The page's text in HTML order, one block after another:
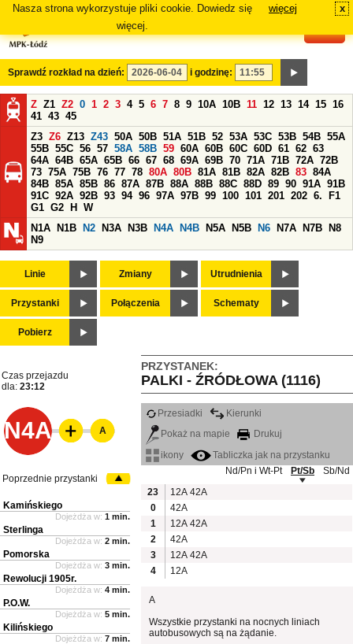
Nasza strona wykorzystuje pliki cookie. Dowiedz się
więcej.
więcej x
Sprawdź rozkład na dzień: i godzinę:
Z Z1 Z2 0 1 2 3 4 5 6 7 8 9 10A 10B 11 12 13 14 15 16
41 43 45
Z3 Z6 Z13 Z43 50A 50B 51A 51B 52 53A 53C 53B 54B 55A
55B 55C 56 57 58A 58B 59 60A 60B 60C 60D 61 62 63
64A 64B 65A 65B 66 67 68 69A 69B 70 71A 71B 72A 72B
73 75A 75B 76 77 78 80A 80B 81A 81B 82A 82B 83 84A
84B 85A 85B 86 87A 87B 88A 88B 88C 88D 89 90 91A 91B
91C 92A 92B 93 94 96 97A 97B 99 100 101 201 202 6.
F1
G1 G2 H
W
N1A
N1B N2 N3A N3B N4A N4B N5A N5B N6 N7A N7B
N8
N9
Linie Zmiany Utrudnienia
Przystanki Połączenia Schematy
Pobierz
PRZYSTANEK:
PALKI - ŹRÓDŁOWA (1116)
Czas przejazdu
dla: 23:12
N4A
Przesiadki
Kierunki
Pokaż na mapie
Drukuj
ikony
Tabliczka jak na przystanku
Nd/Pn i Wt-Pt
Pt/Sb
Sb/Nd
23
12A 42A
0
42A
1
12A 42A
2
42A
3
12A 42A
4
12A
A
Wszystkie przystanki na nocnych liniach
autobusowych są na żądanie.
A
Poprzednie przystanki
Kamińskiego
Dojeżdża w: 1 min.
Sterlinga
Dojeżdża w: 2 min.
Pomorska
Dojeżdża w: 3 min.
Rewolucji 1905r.
Dojeżdża w: 4 min.
P.O.W.
Dojeżdża w: 5 min.
Kilińskiego
Dojeżdża w: 7 min.